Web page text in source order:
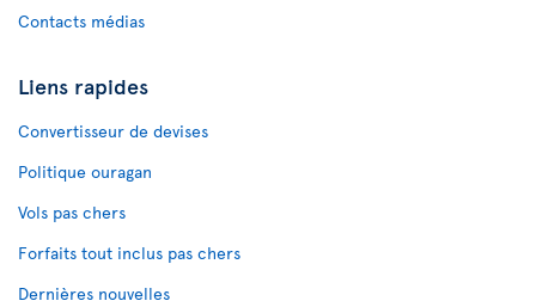
Contacts médias
Liens rapides
Convertisseur de devises
Politique ouragan
Vols pas chers
Forfaits tout inclus pas chers
Dernières nouvelles